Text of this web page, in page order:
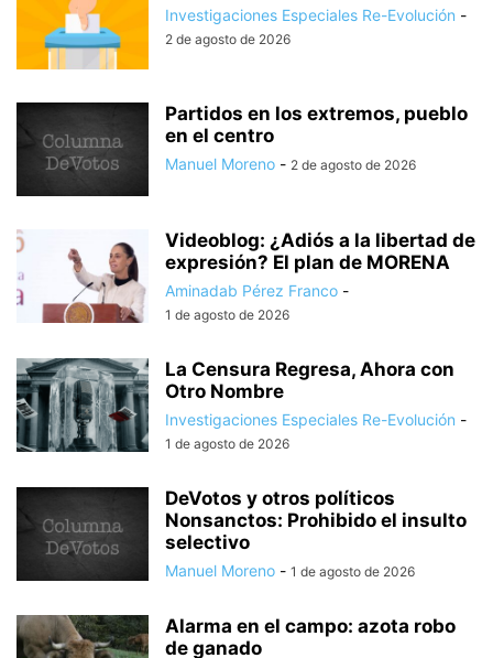
Investigaciones Especiales Re-Evolución -
2 de agosto de 2026
Partidos en los extremos, pueblo
en el centro
Manuel Moreno - 2 de agosto de 2026
Videoblog: ¿Adiós a la libertad de
expresión? El plan de MORENA
Aminadab Pérez Franco -
1 de agosto de 2026
La Censura Regresa, Ahora con
Otro Nombre
Investigaciones Especiales Re-Evolución -
1 de agosto de 2026
DeVotos y otros políticos
Nonsanctos: Prohibido el insulto
selectivo
Manuel Moreno - 1 de agosto de 2026
Alarma en el campo: azota robo
de ganado